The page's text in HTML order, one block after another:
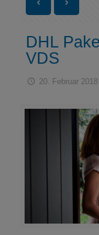
DHL
VDS
20. Februar 2018